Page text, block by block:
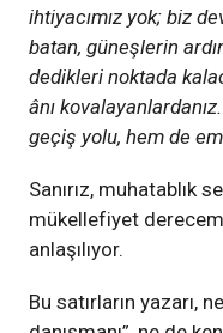
ihtiyacımız yok; biz
batan, güneşlerin
dedikleri noktada
ânı
geçiş yolu, hem de
Sanırız, muhatablık
mükellefiyet
anlaşılıyor.
Bu satırların yazarı,